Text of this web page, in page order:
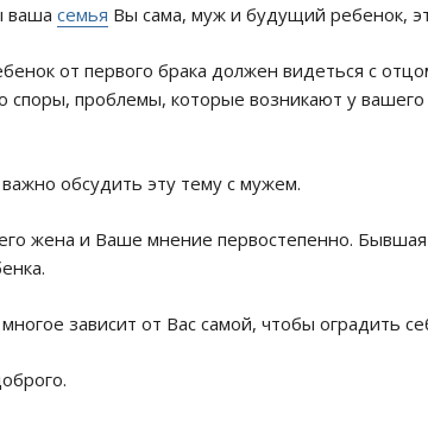
ваша семья Вы сама, муж и будущий ребенок,
от первого брака должен видеться с
споры, проблемы, которые возникают у
обсудить эту тему с мужем.
жена и Ваше мнение первостепенно.
зависит от Вас самой, чтобы оградить